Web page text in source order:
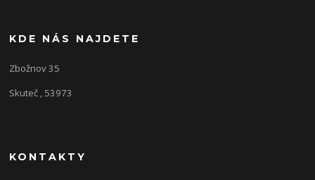
KDE NÁS NAJDETE
Zbožnov 35
Skuteč , 53973
KONTAKTY